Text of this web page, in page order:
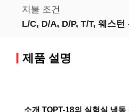
지불 조건
L/C, D/A, D/P, T/T, 웨스턴
제품 설명
소개 TOPT-18의 실험실 냉동